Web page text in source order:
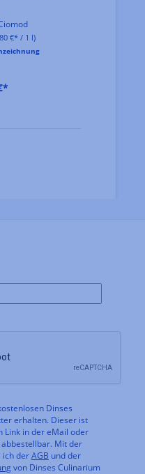
€* / 1 l)
Dinses
erhalten. Dieser ist
Link in der eMail oder
Mit der
ich derAGB und der
von Dinses Culinarium